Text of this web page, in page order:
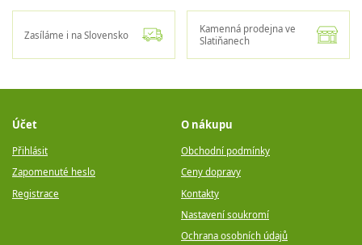
Zasíláme i na Slovensko
Kamenná prodejna ve
Slatiňanech
Účet
Přihlásit
Zapomenuté heslo
Registrace
O nákupu
Obchodní podmínky
Ceny dopravy
Kontakty
Nastavení soukromí
Ochrana osobních údajů